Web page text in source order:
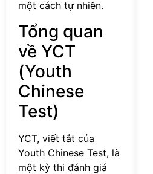
một cách tự nhiên.
Tổng quan
về YCT
(Youth
Chinese
Test)
YCT, viết tắt của
Youth Chinese Test, là
một kỳ thi đánh giá